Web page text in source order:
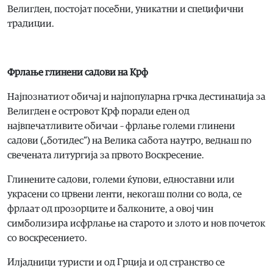
Велигден, постојат посебни, уникатни и специфични
традиции.
Фрлање глинени садови на Крф
Најпознатиот обичај и најпопуларна грчка дестинација за
Велигден е островот Крф поради еден од
највпечатливите обичаи – фрлање големи глинени
садови („ботидес“) на Велика сабота наутро, веднаш по
свечената литургија за првото Воскресение.
Глинените садови, големи ќупови, едноставни или
украсени со црвени ленти, некогаш полни со вода, се
фрлаат од прозорците и балконите, а овој чин
симболизира исфрлање на старото и злото и нов почеток
со воскресението.
Илјадници туристи и од Грција и од странство се